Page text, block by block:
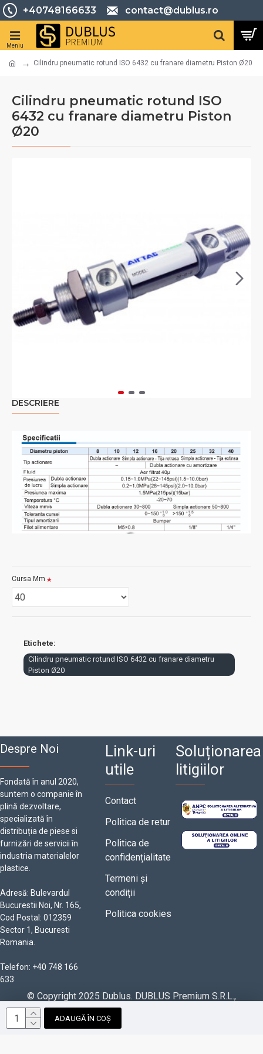
+40748166633 contact@dublus.ro
Cilindru pneumatic rotund ISO 6432 cu franare diametru Piston Ø20
Cilindru pneumatic rotund ISO
6432 cu franare diametru Piston
Ø20
DESCRIERE
Cursa Mm
ADAUGĂ ÎN COȘ
Etichete:
Cilindru pneumatic rotund ISO 6432 cu franare diametru
Piston Ø20
Despre Noi
Fondată în anul 2020,
suntem o companie în
plină dezvoltare,
specializată în
distribuția de piese si
furnizări de servicii în
industria materialelor
plastice.
Adresă: Bulevardul
Bucurestii Noi, Nr. 165,
Cod Postal: 012359
Sector 1, Bucuresti
Romania.
Telefon: +40 748 166
633
Link-uri
utile
Contact
Politica de retur
Politica de
confidențialitate
Termeni și
condiții
Politica cookies
Soluționarea
litigiilor
© Copyright 2025 Dublus. DUBLUS Premium S.R.L.,
RO42366598, J40/3362/2020. Powered by
Paun Bogdan Alexandru